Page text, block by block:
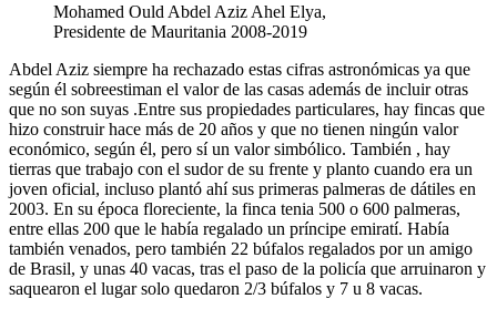
Mohamed Ould Abdel Aziz Ahel Elya,
Presidente de Mauritania 2008-2019
Abdel Aziz siempre ha rechazado estas cifras astronómicas ya que
según él sobreestiman el valor de las casas además de incluir otras
que no son suyas .Entre sus propiedades particulares, hay fincas que
hizo construir hace más de 20 años y que no tienen ningún valor
económico, según él, pero sí un valor simbólico. También , hay
tierras que trabajo con el sudor de su frente y planto cuando era un
joven oficial, incluso plantó ahí sus primeras palmeras de dátiles en
2003. En su época floreciente, la finca tenia 500 o 600 palmeras,
entre ellas 200 que le había regalado un príncipe emiratí. Había
también venados, pero también 22 búfalos regalados por un amigo
de Brasil, y unas 40 vacas, tras el paso de la policía que arruinaron y
saquearon el lugar solo quedaron 2/3 búfalos y 7 u 8 vacas.